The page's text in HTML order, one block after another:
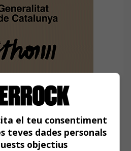
el teu consentiment
teves dades personals
objectius